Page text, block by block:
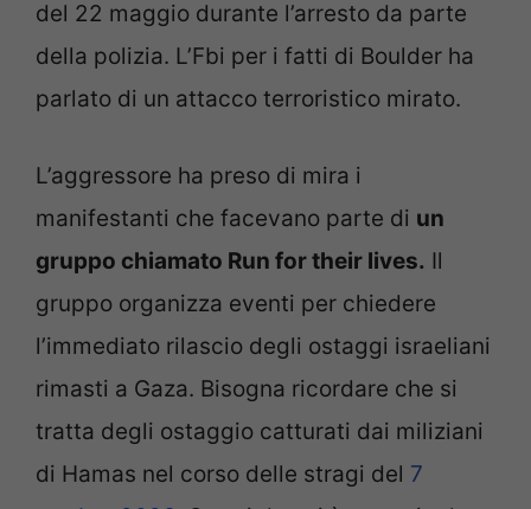
del 22 maggio durante l’arresto da parte
della polizia. L’Fbi per i fatti di Boulder ha
parlato di un attacco terroristico mirato.
L’aggressore ha preso di mira i
manifestanti che facevano parte di un
gruppo chiamato Run for their lives. Il
gruppo organizza eventi per chiedere
l’immediato rilascio degli ostaggi israeliani
rimasti a Gaza. Bisogna ricordare che si
tratta degli ostaggio catturati dai miliziani
di Hamas nel corso delle stragi del 7